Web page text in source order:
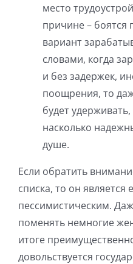
место
причине – боятся
вариант
словами, когда
и без задержек,
поощрения, то
будет
насколько
душе.
Если обратить
списка, то он является
пессимистическим.
поменять немногие
итоге
довольствуется